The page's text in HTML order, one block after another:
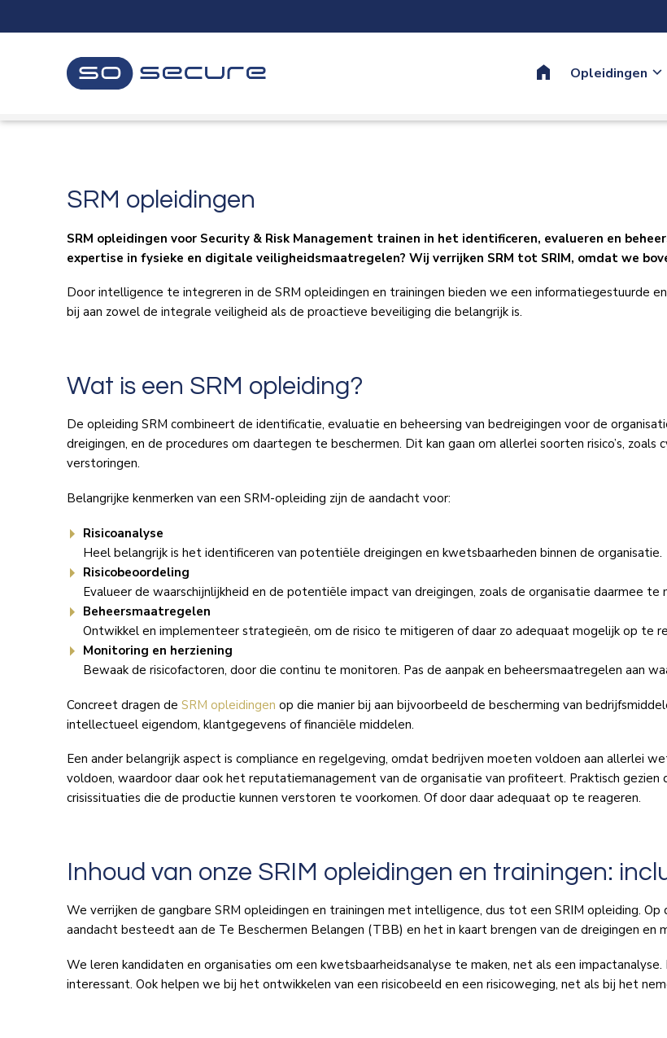
links
Spring
inhoud
HomeOpleidingen
SRM opleidingen
SRM opleidingen voor Security & Risk Management trainen in het identificeren, evalueren en
expertise in fysieke en digitale veiligheidsmaatregelen? Wij verrijken SRM tot SRIM, omdat we
Door intelligence te integreren in de SRM opleidingen en trainingen bieden we een informatiegestuurde
bij aan zowel de integrale veiligheid als de proactieve beveiliging die belangrijk is.
Wat is een SRM opleiding?
De opleiding SRM combineert de identificatie, evaluatie en beheersing van bedreigingen voor de
dreigingen, en de procedures om daartegen te beschermen. Dit kan gaan om allerlei soorten risico’s,
verstoringen.
Belangrijke kenmerken van een SRM-opleiding zijn de aandacht voor:
Risicoanalyse
Heel belangrijk is het identificeren van potentiële dreigingen en kwetsbaarheden binnen de organisatie.
Risicobeoordeling
Evalueer de waarschijnlijkheid en de potentiële impact van dreigingen, zoals de organisatie daarmee te
Beheersmaatregelen
Ontwikkel en implementeer strategieën, om de risico te mitigeren of daar zo adequaat mogelijk op te
Monitoring en herziening
Bewaak de risicofactoren, door die continu te monitoren. Pas de aanpak en beheersmaatregelen aan
Concreet dragen de SRM opleidingen op die manier bij aan bijvoorbeeld de bescherming van
intellectueel eigendom, klantgegevens of financiële middelen.
Een ander belangrijk aspect is compliance en regelgeving, omdat bedrijven moeten voldoen aan allerlei
voldoen, waardoor daar ook het reputatiemanagement van de organisatie van profiteert. Praktisch
crisissituaties die de productie kunnen verstoren te voorkomen. Of door daar adequaat op te reageren.
Inhoud van onze SRIM opleidingen en trainingen:
We verrijken de gangbare SRM opleidingen en trainingen met intelligence, dus tot een SRIM opleiding.
aandacht besteedt aan de Te Beschermen Belangen (TBB) en het in kaart brengen van de dreigingen en
We leren kandidaten en organisaties om een kwetsbaarheidsanalyse te maken, net als een
interessant. Ook helpen we bij het ontwikkelen van een risicobeeld en een risicoweging, net als bij het